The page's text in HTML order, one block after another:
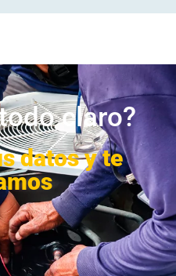
claro?
datos y te